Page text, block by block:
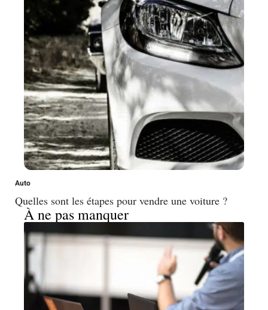
Auto
Quelles sont les étapes pour vendre une voiture ?
À ne pas manquer